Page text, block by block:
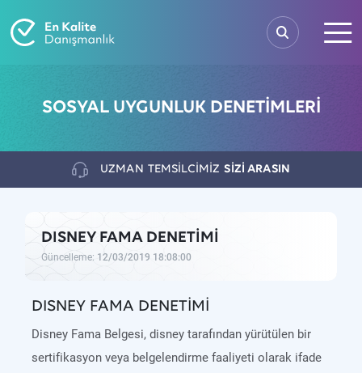
SOSYAL UYGUNLUK DENETİMLERİ
UZMAN TEMSİLCİMİZ SİZİ ARASIN
DISNEY FAMA DENETİMİ
Güncelleme: 12/03/2019 18:08:00
DISNEY FAMA DENETİMİ
Disney Fama Belgesi, disney tarafından yürütülen bir
sertifikasyon veya belgelendirme faaliyeti olarak ifade